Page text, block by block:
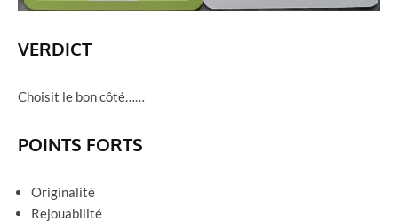
VERDICT
Choisit le bon côté……
POINTS FORTS
Originalité
Rejouabilité